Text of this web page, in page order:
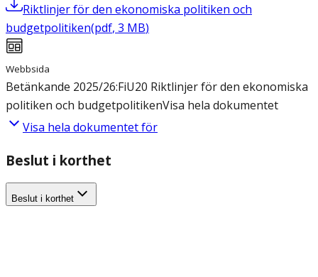
Riktlinjer för den ekonomiska politiken och
budgetpolitiken(pdf, 3 MB)
Webbsida
Betänkande 2025/26:FiU20 Riktlinjer för den ekonomiska
politiken och budgetpolitikenVisa hela dokumentet
Visa hela dokumentet för
Beslut i korthet
Beslut i korthet